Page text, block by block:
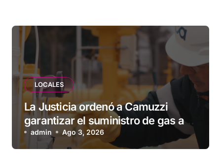
LOCALES
La Justicia ordenó a Camuzzi
garantizar el suministro de gas a
una familia de Tolhuin
admin Ago 3, 2026